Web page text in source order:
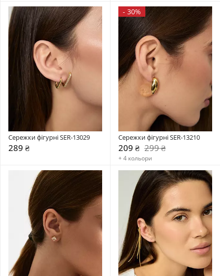
Сережки фігурні SER-13029
289 ₴
- 30%
Сережки фігурні SER-13210
209 ₴ 299 ₴
+ 4 кольори